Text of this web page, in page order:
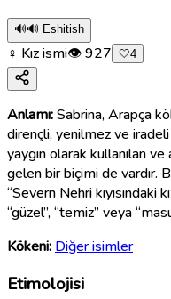
🔊🔊 Eshitish
♀ Kız ismi👁927 🤍4
Anlamı:Sabrina, Arapça
dirençli, yenilmez ve iradeli
yaygın olarak kullanılan
gelen bir biçimi de vardır.
“Severn Nehri kıyısındaki
“güzel”, “temiz” veya
Kökeni: Diğer isimler
Etimolojisi